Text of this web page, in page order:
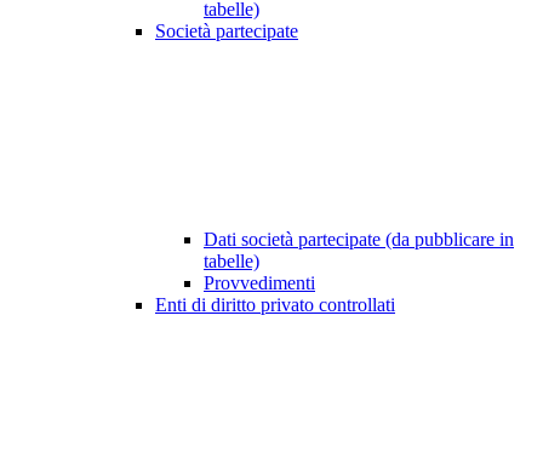
tabelle)
Società partecipate
Dati società partecipate (da pubblicare in
tabelle)
Provvedimenti
Enti di diritto privato controllati